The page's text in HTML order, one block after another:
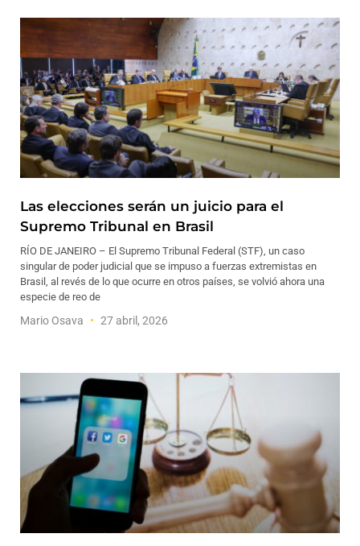
Las elecciones serán un juicio para el
Supremo Tribunal en Brasil
RÍO DE JANEIRO – El Supremo Tribunal Federal (STF), un caso
singular de poder judicial que se impuso a fuerzas extremistas en
Brasil, al revés de lo que ocurre en otros países, se volvió ahora una
especie de reo de
Mario Osava 27 abril, 2026